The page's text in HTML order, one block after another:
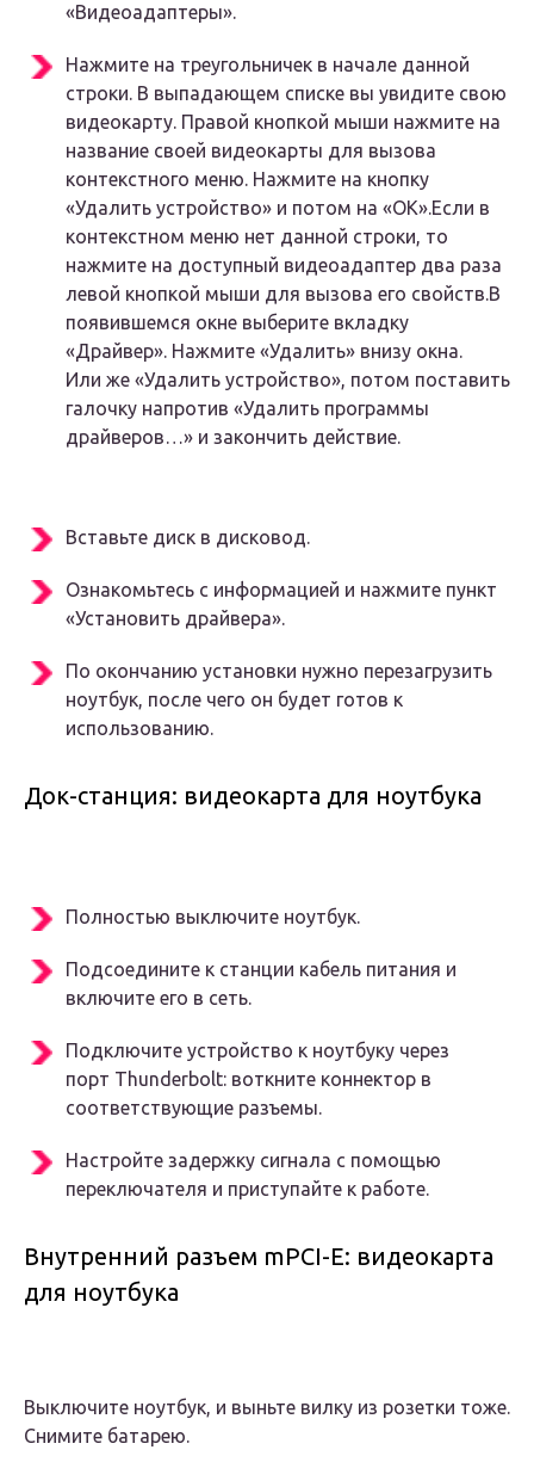
«Видеоадаптеры».
Нажмите на треугольничек в начале данной
строки. В выпадающем списке вы увидите свою
видеокарту. Правой кнопкой мыши нажмите на
название своей видеокарты для вызова
контекстного меню. Нажмите на кнопку
«Удалить устройство» и потом на «ОК».Если в
контекстном меню нет данной строки, то
нажмите на доступный видеоадаптер два раза
левой кнопкой мыши для вызова его свойств.В
появившемся окне выберите вкладку
«Драйвер». Нажмите «Удалить» внизу окна.
Или же «Удалить устройство», потом поставить
галочку напротив «Удалить программы
драйверов…» и закончить действие.
Вставьте диск в дисковод.
Ознакомьтесь с информацией и нажмите пункт
«Установить драйвера».
По окончанию установки нужно перезагрузить
ноутбук, после чего он будет готов к
использованию.
Док-станция: видеокарта для ноутбука
Полностью выключите ноутбук.
Подсоедините к станции кабель питания и
включите его в сеть.
Подключите устройство к ноутбуку через
порт Thunderbolt: воткните коннектор в
соответствующие разъемы.
Настройте задержку сигнала с помощью
переключателя и приступайте к работе.
Внутренний разъем mPCI-E: видеокарта
для ноутбука
Выключите ноутбук, и выньте вилку из розетки тоже.
Снимите батарею.